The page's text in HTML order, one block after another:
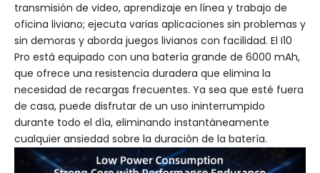
transmisión de video, aprendizaje en línea y trabajo de
oficina liviano; ejecuta varias aplicaciones sin problemas y
sin demoras y aborda juegos livianos con facilidad. El I10
Pro está equipado con una batería grande de 6000 mAh,
que ofrece una resistencia duradera que elimina la
necesidad de recargas frecuentes. Ya sea que esté fuera
de casa, puede disfrutar de un uso ininterrumpido
durante todo el día, eliminando instantáneamente
cualquier ansiedad sobre la duración de la batería.